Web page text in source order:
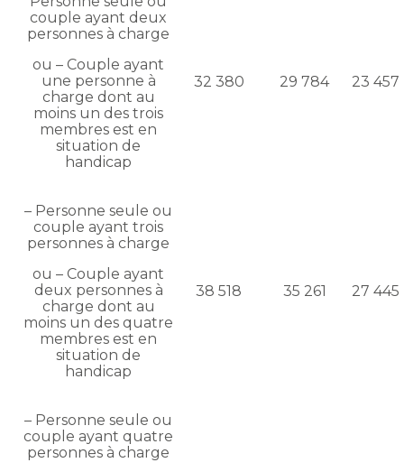
couple ayant deux
personnes à charge
ou – Couple ayant
une personne à
charge dont au
moins un des trois
membres est en
situation de
handicap
32 380 29 784 23 457
– Personne seule ou
couple ayant trois
personnes à charge
ou – Couple ayant
deux personnes à
charge dont au
moins un des quatre
membres est en
situation de
handicap
38 518 35 261 27 445
– Personne seule ou
couple ayant quatre
personnes à charge